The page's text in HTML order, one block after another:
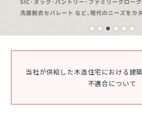
当社が供給した木造住宅における建
不適合について